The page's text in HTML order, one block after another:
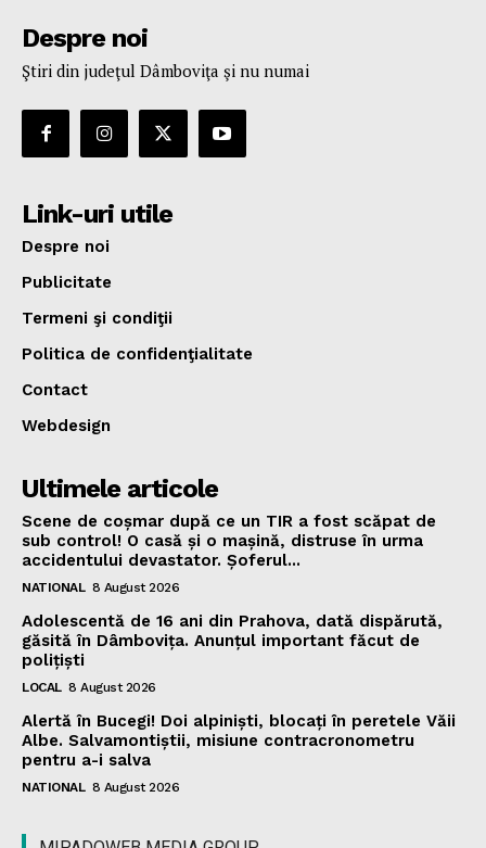
Despre noi
Ştiri din judeţul Dâmboviţa şi nu numai
Link-uri utile
Despre noi
Publicitate
Termeni şi condiţii
Politica de confidenţialitate
Contact
Webdesign
Ultimele articole
Scene de coșmar după ce un TIR a fost scăpat de
sub control! O casă și o mașină, distruse în urma
accidentului devastator. Șoferul...
NATIONAL 8 August 2026
Adolescentă de 16 ani din Prahova, dată dispărută,
găsită în Dâmbovița. Anunțul important făcut de
polițiști
LOCAL 8 August 2026
Alertă în Bucegi! Doi alpiniști, blocați în peretele Văii
Albe. Salvamontiștii, misiune contracronometru
pentru a-i salva
NATIONAL 8 August 2026